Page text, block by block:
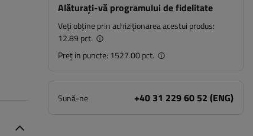
Alăturați-vă programului de fidelitate
Veți obține prin achiziționarea acestui produs:
12.89 pct.
Preț in puncte: 1527.00 pct.
Sună-ne +40 31 229 60 52 (ENG)